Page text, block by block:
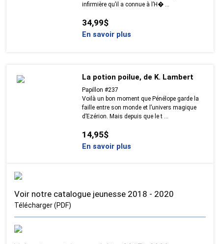
infirmière qu’il a connue à l’H� ...
34,99$
En savoir plus
La potion poilue, de K. Lambert
Papillon #237
Voilà un bon moment que Pénélope garde la
faille entre son monde et l’univers magique
d’Ezérion. Mais depuis que le t ...
14,95$
En savoir plus
Voir notre catalogue jeunesse 2018 - 2020
Télécharger (PDF)